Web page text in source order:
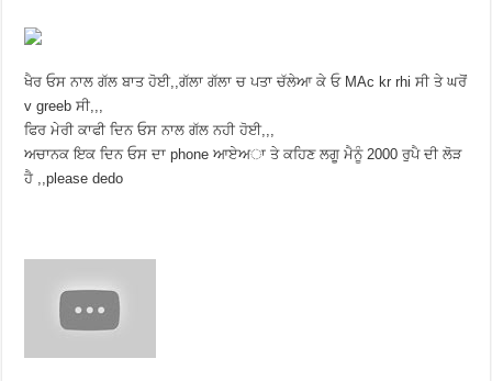
ਖੈਰ ਓਸ ਨਾਲ ਗੱਲ ਬਾਤ ਹੋਈ,,ਗੱਲਾ ਗੱਲਾ ਚ ਪਤਾ ਚੱਲੇਆ ਕੇ ਓ MAc kr rhi ਸੀ ਤੇ ਘਰੋਂ
v greeb ਸੀ,,,
ਫਿਰ ਮੇਰੀ ਕਾਫੀ ਦਿਨ ਓਸ ਨਾਲ ਗੱਲ ਨਹੀ ਹੋਈ,,,
ਅਚਾਨਕ ਇਕ ਦਿਨ ਓਸ ਦਾ phone ਆਏਅਾ ਤੇ ਕਹਿਣ ਲਗੂ ਮੈਨੂੰ 2000 ਰੁਪੈ ਦੀ ਲੋੜ
ਹੈ ,,please dedo